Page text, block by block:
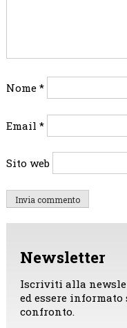
Nome *
Email *
Sito web
Newsletter
Iscriviti alla
ed essere
confronto.